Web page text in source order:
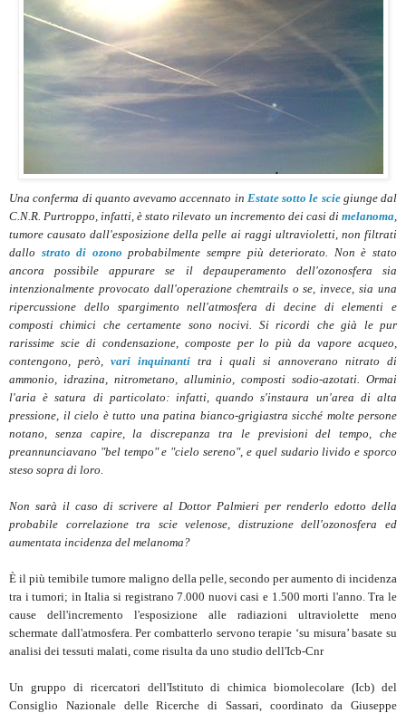
Una conferma di quanto avevamo accennato in Estate sotto le scie giunge dal
C.N.R. Purtroppo, infatti, è stato rilevato un incremento dei casi di melanoma
tumore causato dall'esposizione della pelle ai raggi ultravioletti, non filtrati
dallo strato di ozono probabilmente sempre più deteriorato. Non è stato
ancora possibile appurare se il depauperamento dell'ozonosfera sia
intenzionalmente provocato dall'operazione chemtrails o se, invece, sia una
ripercussione dello spargimento nell'atmosfera di decine di elementi e
composti chimici che certamente sono nocivi. Si ricordi che già le pur
rarissime scie di condensazione, composte per lo più da vapore acqueo,
contengono, però, vari inquinanti tra i quali si annoverano nitrato di
ammonio, idrazina, nitrometano, alluminio, composti sodio-azotati. Ormai
l'aria è satura di particolato: infatti, quando s'instaura un'area di alta
pressione, il cielo è tutto una patina bianco-grigiastra sicché molte persone
notano, senza capire, la discrepanza tra le previsioni del tempo, che
preannunciavano "bel tempo" e "cielo sereno", e quel sudario livido e sporco
steso sopra di loro.
Non sarà il caso di scrivere al Dottor Palmieri per renderlo edotto della
probabile correlazione tra scie velenose, distruzione dell'ozonosfera ed
aumentata incidenza del melanoma?
È il più temibile tumore maligno della pelle, secondo per aumento di incidenza
tra i tumori; in Italia si registrano 7.000 nuovi casi e 1.500 morti l'anno. Tra le
cause dell'incremento l'esposizione alle radiazioni ultraviolette meno
schermate dall'atmosfera. Per combatterlo servono terapie ‘su misura’ basate su
analisi dei tessuti malati, come risulta da uno studio dell'Icb-Cnr
Un gruppo di ricercatori dell'Istituto di chimica biomolecolare (Icb) del
Consiglio Nazionale delle Ricerche di Sassari, coordinato da Giuseppe